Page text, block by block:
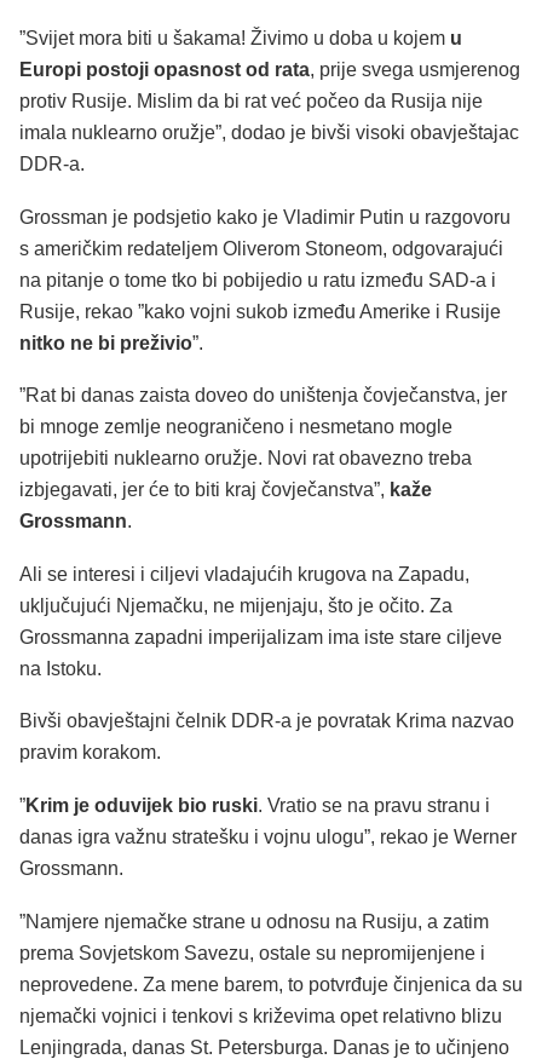
”Svijet mora biti u šakama! Živimo u doba u kojem u
Europi postoji opasnost od rata, prije svega usmjerenog
protiv Rusije. Mislim da bi rat već počeo da Rusija nije
imala nuklearno oružje”, dodao je bivši visoki obavještajac
DDR-a.
Grossman je podsjetio kako je Vladimir Putin u razgovoru
s američkim redateljem Oliverom Stoneom, odgovarajući
na pitanje o tome tko bi pobijedio u ratu između SAD-a i
Rusije, rekao ”kako vojni sukob između Amerike i Rusije
nitko ne bi preživio”.
”Rat bi danas zaista doveo do uništenja čovječanstva, jer
bi mnoge zemlje neograničeno i nesmetano mogle
upotrijebiti nuklearno oružje. Novi rat obavezno treba
izbjegavati, jer će to biti kraj čovječanstva”, kaže
Grossmann.
Ali se interesi i ciljevi vladajućih krugova na Zapadu,
uključujući Njemačku, ne mijenjaju, što je očito. Za
Grossmanna zapadni imperijalizam ima iste stare ciljeve
na Istoku.
Bivši obavještajni čelnik DDR-a je povratak Krima nazvao
pravim korakom.
”Krim je oduvijek bio ruski. Vratio se na pravu stranu i
danas igra važnu stratešku i vojnu ulogu”, rekao je Werner
Grossmann.
”Namjere njemačke strane u odnosu na Rusiju, a zatim
prema Sovjetskom Savezu, ostale su nepromijenjene i
neprovedene. Za mene barem, to potvrđuje činjenica da su
njemački vojnici i tenkovi s križevima opet relativno blizu
Lenjingrada, danas St. Petersburga. Danas je to učinjeno